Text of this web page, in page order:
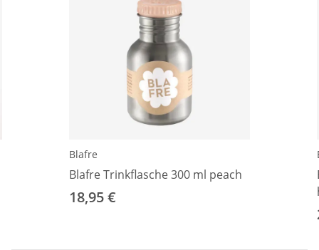
Blafre
Blafre Trinkflasche 300 ml peach
18,95 €